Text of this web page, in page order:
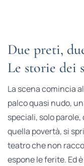
Due preti,
Le storie dei
La scena comincia
palco quasi nudo,
speciali, solo parole,
quella povertà, si
teatro che non
espone le ferite. Ed